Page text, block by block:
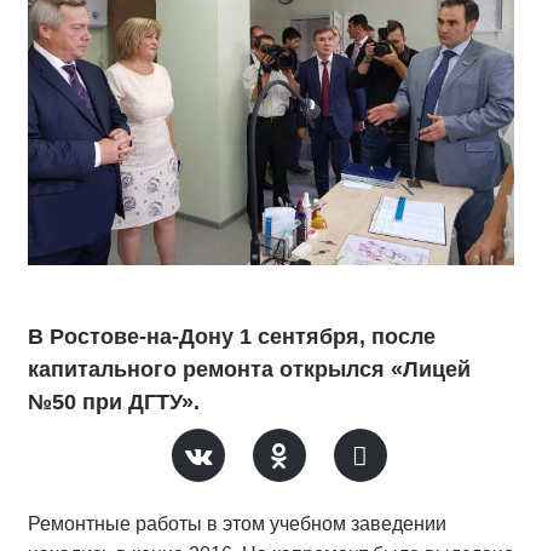
В Ростове-на-Дону 1 сентября, после
капитального ремонта открылся «Лицей
№50 при ДГТУ».
Ремонтные работы в этом учебном заведении